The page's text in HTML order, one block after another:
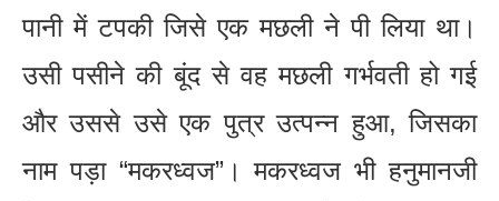
पानी में टपकी जिसे एक मछली ने पी लिया था।
उसी पसीने की बूंद से वह मछली गर्भवती हो गई
और उससे उसे एक पुत्र उत्पन्न हुआ, जिसका
नाम पड़ा “मकरध्वज”। मकरध्वज भी हनुमानजी